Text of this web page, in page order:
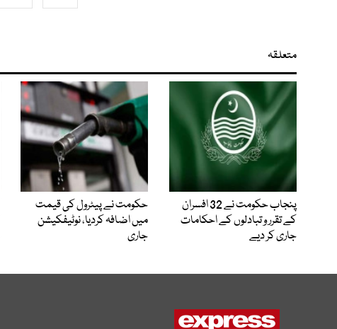
متعلقہ
پنجاب حکومت نے 32 افسران
کے تقرر و تبادلوں کے احکامات
جاری کر دیے
حکومت نے پیٹرول کی قیمت
میں اضافہ کردیا، نوٹیفکیشن
جاری